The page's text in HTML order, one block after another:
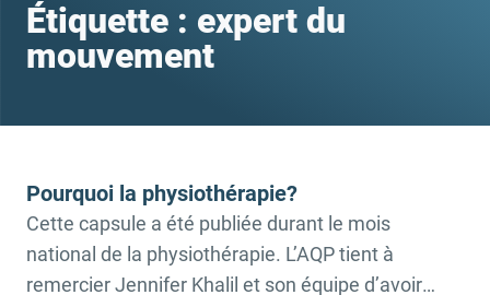
Étiquette : expert du
mouvement
Pourquoi la physiothérapie?
Cette capsule a été publiée durant le mois
national de la physiothérapie. L’AQP tient à
remercier Jennifer Khalil et son équipe d’avoir